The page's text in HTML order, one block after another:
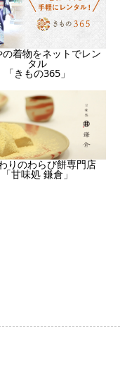
の着物をネットでレン
タル
「きもの365」
りのわらび餅専門店
「甘味処 鎌倉」